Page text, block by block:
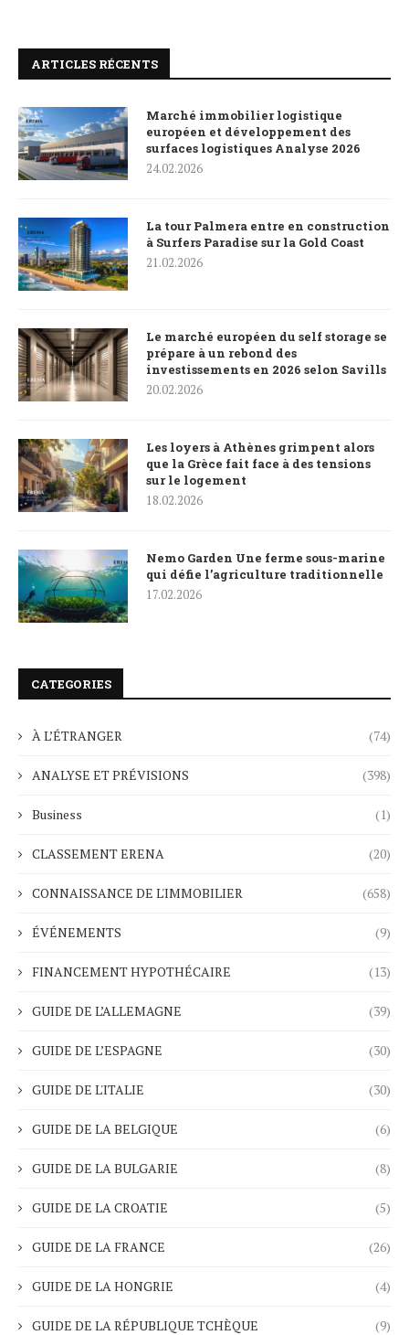
ARTICLES RÉCENTS
Marché immobilier logistique
européen et développement des
surfaces logistiques Analyse 2026
24.02.2026
La tour Palmera entre en construction
à Surfers Paradise sur la Gold Coast
21.02.2026
Le marché européen du self storage se
prépare à un rebond des
investissements en 2026 selon Savills
20.02.2026
Les loyers à Athènes grimpent alors
que la Grèce fait face à des tensions
sur le logement
18.02.2026
Nemo Garden Une ferme sous-marine
qui défie l’agriculture traditionnelle
17.02.2026
CATEGORIES
À L’ÉTRANGER (74)
ANALYSE ET PRÉVISIONS (398)
Business (1)
CLASSEMENT ERENA (20)
CONNAISSANCE DE L'IMMOBILIER (658)
ÉVÉNEMENTS (9)
FINANCEMENT HYPOTHÉCAIRE (13)
GUIDE DE L’ALLEMAGNE (39)
GUIDE DE L’ESPAGNE (30)
GUIDE DE L'ITALIE (30)
GUIDE DE LA BELGIQUE (6)
GUIDE DE LA BULGARIE (8)
GUIDE DE LA CROATIE (5)
GUIDE DE LA FRANCE (26)
GUIDE DE LA HONGRIE (4)
GUIDE DE LA RÉPUBLIQUE TCHÈQUE (9)